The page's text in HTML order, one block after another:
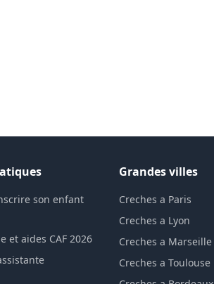
son enfant
et aides CAF 2026
Grandes villes
Creches a Paris
Creches a Lyon
Creches a Marseille
Creches a Toulouse